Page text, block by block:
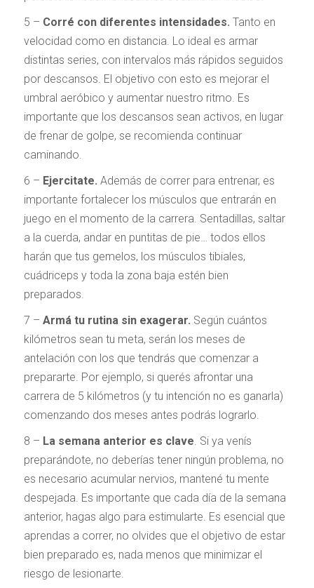
5 – Corré con diferentes intensidades. Tanto en
velocidad como en distancia. Lo ideal es armar
distintas series, con intervalos más rápidos seguidos
por descansos. El objetivo con esto es mejorar el
umbral aeróbico y aumentar nuestro ritmo. Es
importante que los descansos sean activos, en lugar
de frenar de golpe, se recomienda continuar
caminando.
6 – Ejercitate. Además de correr para entrenar, es
importante fortalecer los músculos que entrarán en
juego en el momento de la carrera. Sentadillas, saltar
a la cuerda, andar en puntitas de pie… todos ellos
harán que tus gemelos, los músculos tibiales,
cuádriceps y toda la zona baja estén bien
preparados.
7 – Armá tu rutina sin exagerar. Según cuántos
kilómetros sean tu meta, serán los meses de
antelación con los que tendrás que comenzar a
prepararte. Por ejemplo, si querés afrontar una
carrera de 5 kilómetros (y tu intención no es ganarla)
comenzando dos meses antes podrás lograrlo.
8 – La semana anterior es clave. Si ya venís
preparándote, no deberías tener ningún problema, no
es necesario acumular nervios, mantené tu mente
despejada. Es importante que cada día de la semana
anterior, hagas algo para estimularte. Es esencial que
aprendas a correr, no olvides que el objetivo de estar
bien preparado es, nada menos que minimizar el
riesgo de lesionarte.